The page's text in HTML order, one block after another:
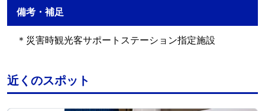
備考・補足
＊災害時観光客サポートステーション指定施設
近くのスポット